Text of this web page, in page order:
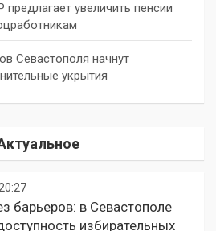
увеличить пенсии
Севастополя начнут
укрытия
барьеров: в Севастополе
избирательных